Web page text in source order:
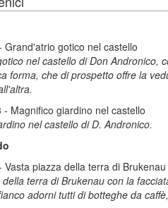
Grand'atrio gotico nel castello
nel castello di Don Andronico,
forma, che di prospetto offre la
- Magnifico giardino nel castello
nel castello di D. Andronico.
Vasta piazza della terra di Brukenau
della terra di Brukenau con la
adorni tutti di botteghe da